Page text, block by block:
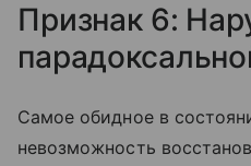
Признак 6:
Самое обидное в
невозможность